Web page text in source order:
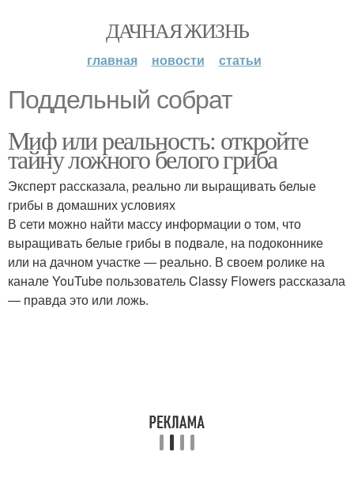
ДАЧНАЯ ЖИЗНЬ
главная новости статьи
Поддельный собрат
Миф или реальность: откройте
тайну ложного белого гриба
Эксперт рассказала, реально ли выращивать белые
грибы в домашних условиях
В сети можно найти массу информации о том, что
выращивать белые грибы в подвале, на подоконнике
или на дачном участке — реально. В своем ролике на
канале YouTube пользователь Classy Flowers рассказала
— правда это или ложь.